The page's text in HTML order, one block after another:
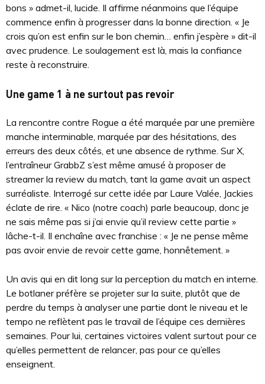
bons » admet-il, lucide. Il affirme néanmoins que l’équipe
commence enfin à progresser dans la bonne direction. « Je
crois qu’on est enfin sur le bon chemin… enfin j’espère » dit-il
avec prudence. Le soulagement est là, mais la confiance
reste à reconstruire.
Une game 1 à ne surtout pas revoir
La rencontre contre Rogue a été marquée par une première
manche interminable, marquée par des hésitations, des
erreurs des deux côtés, et une absence de rythme. Sur X,
l’entraîneur GrabbZ s’est même amusé à proposer de
streamer la review du match, tant la game avait un aspect
surréaliste. Interrogé sur cette idée par Laure Valée, Jackies
éclate de rire. « Nico (notre coach) parle beaucoup, donc je
ne sais même pas si j’ai envie qu’il review cette partie »
lâche-t-il. Il enchaîne avec franchise : « Je ne pense même
pas avoir envie de revoir cette game, honnêtement. »
Un avis qui en dit long sur la perception du match en interne.
Le botlaner préfère se projeter sur la suite, plutôt que de
perdre du temps à analyser une partie dont le niveau et le
tempo ne reflètent pas le travail de l’équipe ces dernières
semaines. Pour lui, certaines victoires valent surtout pour ce
qu’elles permettent de relancer, pas pour ce qu’elles
enseignent.